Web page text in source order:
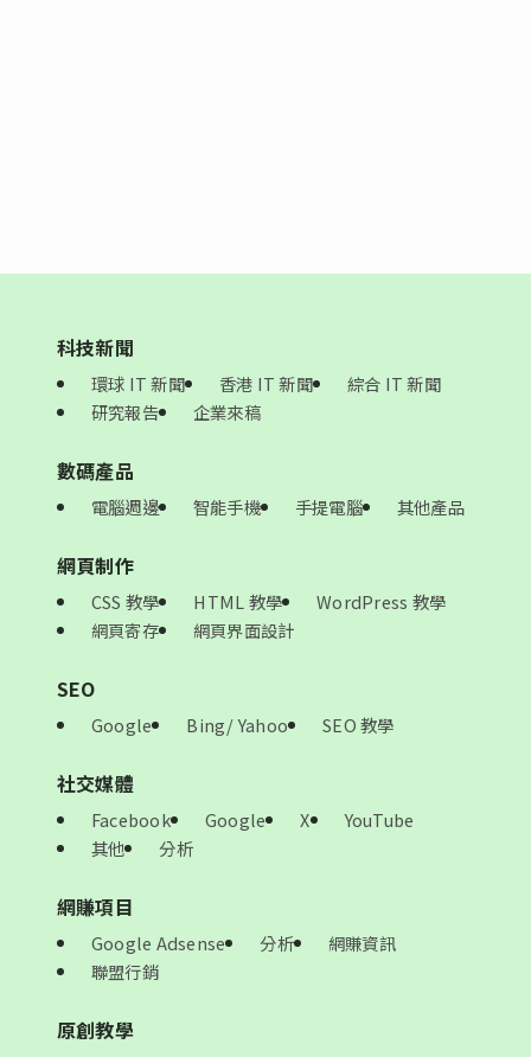
科技新聞
環球 IT 新聞 香港 IT 新聞
綜合 IT 新聞
研究報告
企業來稿
數碼產品
電腦週邊 智能手機 手提電腦 其他產品
網頁制作
CSS 教學 HTML 教學
WordPress 教學
網頁寄存
網頁界面設計
SEO
Google Bing/ Yahoo SEO 教學
社交媒體
Facebook Google X
YouTube
其他
分析
網賺項目
Google Adsense 分析
網賺資訊
聯盟行銷
原創教學